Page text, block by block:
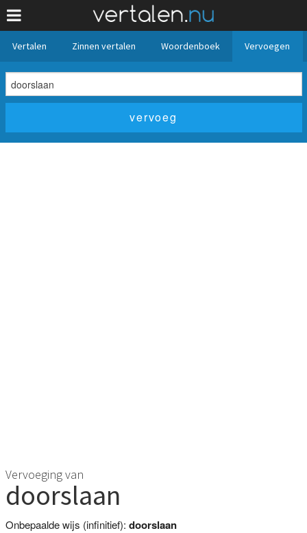
Vertalen Zinnen vertalen Woordenboek Vervoegen
Vervoeging van
doorslaan
Onbepaalde wijs (infinitief): doorslaan